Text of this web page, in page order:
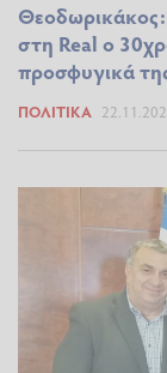
στη Real ο
προσφυγικά
ΠΟΛΙΤΙΚΆ